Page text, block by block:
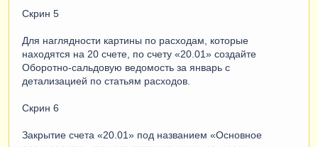
Скрин 5
Для наглядности картины по расходам, которые
находятся на 20 счете, по счету «20.01» создайте
Оборотно-сальдовую ведомость за январь с
детализацией по статьям расходов.
Скрин 6
Закрытие счета «20.01» под названием «Основное